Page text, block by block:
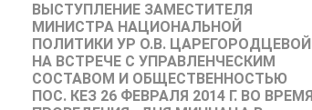
ВЫСТУПЛЕНИЕ ЗАМЕСТИТЕЛЯ
МИНИСТРА НАЦИОНАЛЬНОЙ
ПОЛИТИКИ УР О.В. ЦАРЕГОРОДЦЕВОЙ
НА ВСТРЕЧЕ С УПРАВЛЕНЧЕСКИМ
СОСТАВОМ И ОБЩЕСТВЕННОСТЬЮ
ПОС. КЕЗ 26 ФЕВРАЛЯ 2014 Г. ВО ВРЕМЯ